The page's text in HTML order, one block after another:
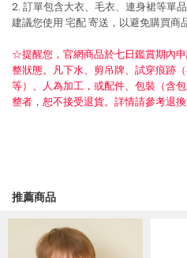
2. 訂單包含大衣、毛衣、連身裙等單品
建議您使用 宅配寄送，以避免購買商
☆提醒您，官網商品於七日鑑賞期內
整狀態。凡下水、剪吊牌、試穿痕跡
等）、人為加工，或配件、包裝（含
整者，恕不接受退貨。詳情請參考退換
推薦商品